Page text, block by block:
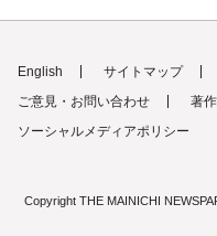
English サイトマップ
ご意見・お問い合わせ
著
ソーシャルメディアポリシー
Copyright THE MAINICHI